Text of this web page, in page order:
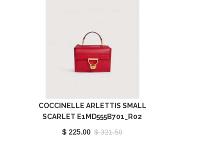
COCCINELLE ARLETTIS SMALL
SCARLET E1MD555B701_R02
$ 225.00 $ 321.50